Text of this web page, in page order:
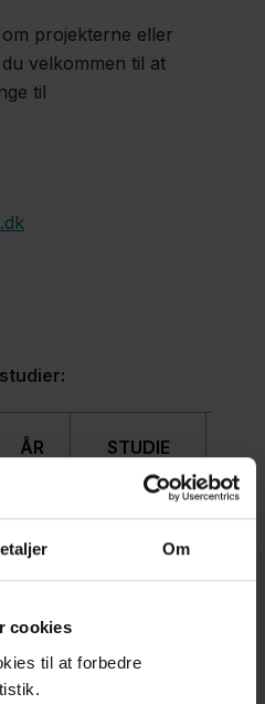
Om
cookies
til at forbedre
projekterne eller
velkommen til at
til
ÅR STUDIE
2011 Microbiome 2019
2012 EDCOS 2019
2012 IMBOS